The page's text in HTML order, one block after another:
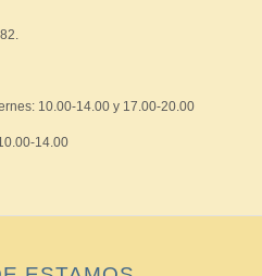
10.00-14.00 y 17.00-20.00
14.00